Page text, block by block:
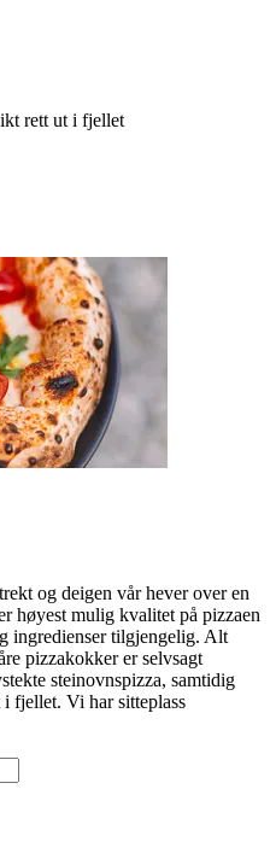
rett ut i fjellet
og deigen vår hever over en
høyest mulig kvalitet på pizzaen
ingredienser tilgjengelig. Alt
pizzakokker er selvsagt
steinovnspizza, samtidig
fjellet. Vi har sitteplass